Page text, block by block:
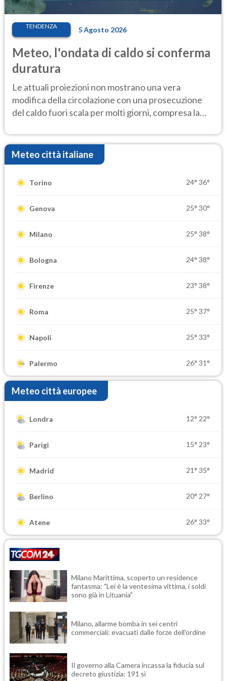
TENDENZA 5 Agosto 2026
Meteo, l'ondata di caldo si conferma
duratura
Le attuali proiezioni non mostrano una vera
modifica della circolazione con una prosecuzione
del caldo fuori scala per molti giorni, compresa la
Meteo città italiane
Torino 24° 36°
Genova 25° 30°
Milano 25° 38°
Bologna 24° 38°
Firenze 23° 38°
Roma 25° 37°
Napoli 25° 33°
Palermo 26° 31°
Meteo città europee
Londra 12° 22°
Parigi 15° 23°
Madrid 21° 35°
Berlino 20° 27°
Atene 26° 33°
Milano Marittima, scoperto un residence
fantasma: "Lei è la ventesima vittima, i soldi
sono già in Lituania"
Milano, allarme bomba in sei centri
commerciali: evacuati dalle forze dell'ordine
Il governo alla Camera incassa la fiducia sul
decreto giustizia: 191 sì